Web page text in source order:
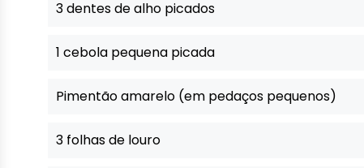
3 dentes de alho picados
1 cebola pequena picada
Pimentão amarelo (em pedaços pequenos)
3 folhas de louro